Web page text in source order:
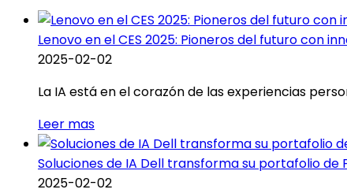
Lenovo en el CES 2025: Pioneros del futuro con
2025-02-02
La IA está en el corazón de las experiencias
Leer mas
Soluciones de IA Dell transforma su portafolio
2025-02-02